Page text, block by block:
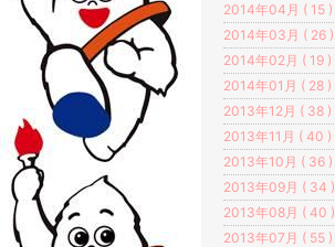
2014年04月 ( 15 )
2014年03月 ( 26 )
2014年02月 ( 19 )
2014年01月 ( 28 )
2013年12月 ( 38 )
2013年11月 ( 40 )
2013年10月 ( 36 )
2013年09月 ( 34 )
2013年08月 ( 40 )
2013年07月 ( 55 )